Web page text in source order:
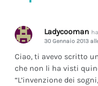
Ladycooman
30 Gennaio 2013
Ciao, ti avevo scritto
che non li ha visti
“L’invenzione dei